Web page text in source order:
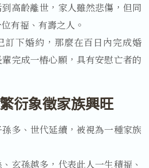
高齡離世，家人雖然悲傷，但同
有福、有壽之人。
訂下婚約，那麼在百日內完成婚
完成一樁心願，具有安慰亡者的
繁衍象徵家族興旺
多、世代延續，被視為一種家族
玄孫越多，代表此人一生積福、